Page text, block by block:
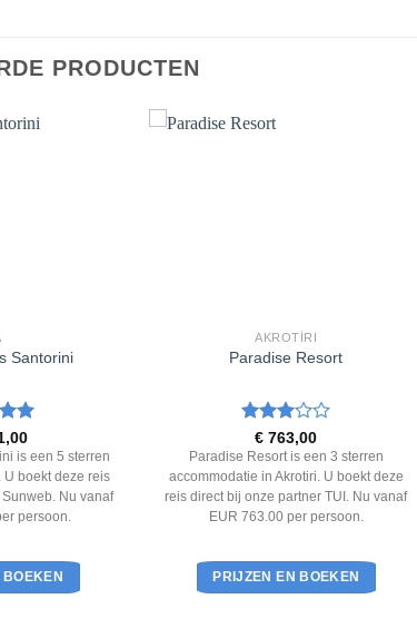
PRODUCTEN
Santorini
is een 5 sterren
U boekt deze reis
Nu vanaf
persoon.
BOEKEN
AKROTÍRI
Paradise Resort
Waardering
3uit 5
€ 763,00
Paradise Resort is een 3 sterren
accommodatie in Akrotiri. U boekt deze
reis direct bij onze partner TUI. Nu vanaf
EUR 763.00 per persoon.
PRIJZEN EN BOEKEN